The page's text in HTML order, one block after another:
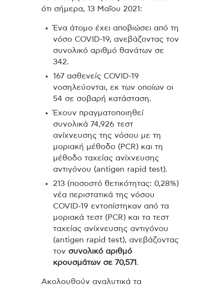
ότι σήμερα, 13 Μαΐου 2021:
Ένα άτομο έχει αποβιώσει από τη
νόσο COVID-19, ανεβάζοντας τον
συνολικό αριθμό θανάτων σε
342.
167 ασθενείς COVID-19
νοσηλεύονται, εκ των οποίων οι
54 σε σοβαρή κατάσταση.
Έχουν πραγματοποιηθεί
συνολικά 74,926 τεστ
ανίχνευσης της νόσου με τη
μοριακή μέθοδο (PCR) και τη
μέθοδο ταχείας ανίχνευσης
αντιγόνου (antigen rapid test).
213 (ποσοστό θετικότητας: 0,28%)
νέα περιστατικά της νόσου
COVID-19 εντοπίστηκαν από τα
μοριακά τεστ (PCR) και τα τεστ
ταχείας ανίχνευσης αντιγόνου
(antigen rapid test), ανεβάζοντας
τον συνολικό αριθμό
κρουσμάτων σε 70,571.
Ακολουθούν αναλυτικά τα